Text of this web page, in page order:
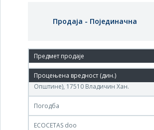
Продаја - Појединачна
16. окт.'13.
(ДППП ,,ПЧИЊА'' ) улица Светосавска бр. 1
Општине), 17510 Владичин Хан.
Погодба
ECOCETAS doo